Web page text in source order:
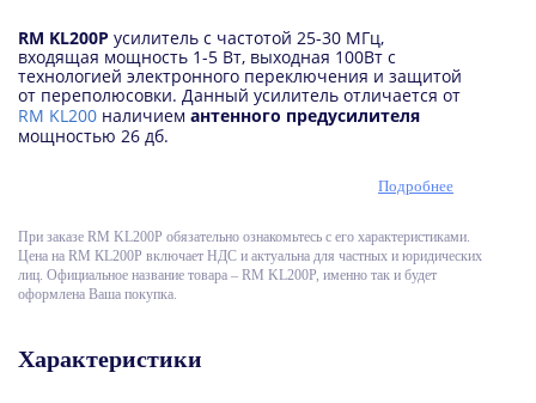
RM KL200P усилитель с частотой 25-30 МГц,
входящая мощность 1-5 Вт, выходная 100Вт с
технологией электронного переключения и защитой
от переполюсовки. Данный усилитель отличается от
RM KL200 наличием антенного предусилителя
мощностью 26 дб.
Вх. мощность: 1-5 Вт SSB 2-10 Вт
Вых. мощность: 100 Вт (Max FM) 200 Вт (Max SSB-CW)
Модуляция: AM-FM-SSB-CW
Предохранители: 12 A
Размер: 109x125x35 мм
Подробнее
При заказе RM KL200Р обязательно ознакомьтесь с его характеристиками.
Цена на RМ КL200Р включает НДС и актуальна для частных и юридических
лиц. Официальное название товара – RM KL200Р, именно так и будет
оформлена Ваша покупка.
Характеристики